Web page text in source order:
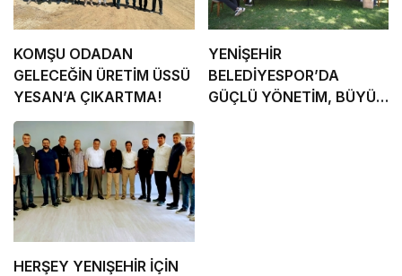
KOMŞU ODADAN
GELECEĞİN ÜRETİM ÜSSÜ
YESAN’A ÇIKARTMA!
YENİŞEHİR
BELEDİYESPOR’DA
GÜÇLÜ YÖNETİM, BÜYÜK
HERŞEY YENIŞEHİR İÇİN